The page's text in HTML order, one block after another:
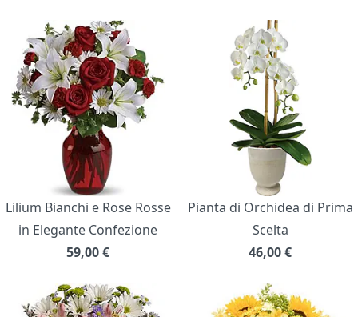
Lilium Bianchi e Rose Rosse
in Elegante Confezione
59,00€
Pianta di Orchidea di Prima
Scelta
46,00€